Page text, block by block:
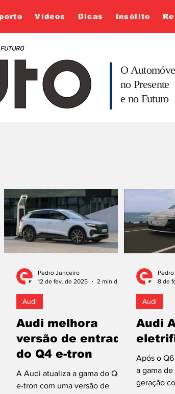
Vídeos Dicas Insólito
O
no Presente
e no Futuro
Audi melhora
versão de entrada
do Q4 e-tron
A Audi atualiza a gama do Q4
e-tron com uma versão de
Audi
Pedro Junceiro
12 de fev. de 2025
2 min de leitura
Audi
Após o Q6
a gama
geração
Audi
8 de